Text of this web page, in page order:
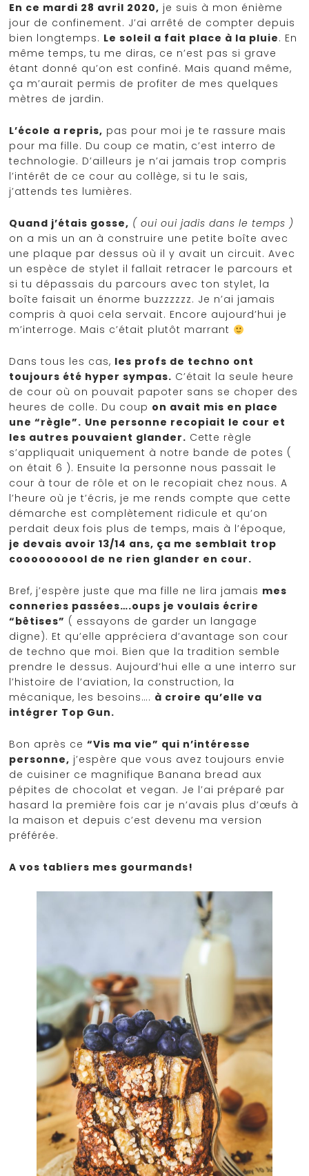
En ce mardi 28 avril 2020, je suis à mon énième
jour de confinement. J’ai arrêté de compter depuis
bien longtemps. Le soleil a fait place à la pluie. En
même temps, tu me diras, ce n’est pas si grave
étant donné qu’on est confiné. Mais quand même,
ça m’aurait permis de profiter de mes quelques
mètres de jardin.
L’école a repris, pas pour moi je te rassure mais
pour ma fille. Du coup ce matin, c’est interro de
technologie. D’ailleurs je n’ai jamais trop compris
l’intérêt de ce cour au collège, si tu le sais,
j’attends tes lumières.
Quand j’étais gosse, ( oui oui jadis dans le temps )
on a mis un an à construire une petite boîte avec
une plaque par dessus où il y avait un circuit. Avec
un espèce de stylet il fallait retracer le parcours et
si tu dépassais du parcours avec ton stylet, la
boîte faisait un énorme buzzzzzz. Je n’ai jamais
compris à quoi cela servait. Encore aujourd’hui je
m’interroge. Mais c’était plutôt marrant
Dans tous les cas, les profs de techno ont
toujours été hyper sympas. C’était la seule heure
de cour où on pouvait papoter sans se choper des
heures de colle. Du coup on avait mis en place
une “règle”. Une personne recopiait le cour et
les autres pouvaient glander. Cette règle
s’appliquait uniquement à notre bande de potes (
on était 6 ). Ensuite la personne nous passait le
cour à tour de rôle et on le recopiait chez nous. A
l’heure où je t’écris, je me rends compte que cette
démarche est complètement ridicule et qu’on
perdait deux fois plus de temps, mais à l’époque,
je devais avoir 13/14 ans, ça me semblait trop
coooooooool de ne rien glander en cour.
Bref, j’espère juste que ma fille ne lira jamais mes
conneries passées….oups je voulais écrire
“bêtises” ( essayons de garder un langage
digne). Et qu’elle appréciera d’avantage son cour
de techno que moi. Bien que la tradition semble
prendre le dessus. Aujourd’hui elle a une interro sur
l’histoire de l’aviation, la construction, la
mécanique, les besoins…. à croire qu’elle va
intégrer Top Gun.
Bon après ce“Vis ma vie” qui n’intéresse
personne, j’espère que vous avez toujours envie
de cuisiner ce magnifique Banana bread aux
pépites de chocolat et vegan. Je l’ai préparé par
hasard la première fois car je n’avais plus d’œufs à
la maison et depuis c’est devenu ma version
préférée.
A vos tabliers mes gourmands!